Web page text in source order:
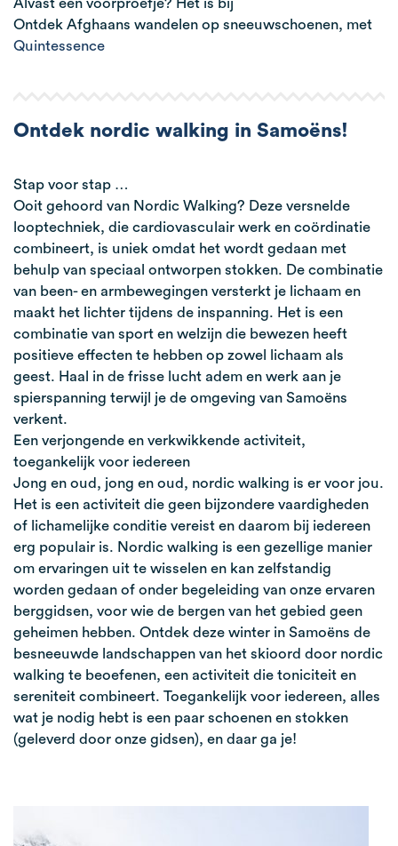
Alvast een voorproefje? Het is bij
Ontdek Afghaans wandelen op sneeuwschoenen, met
Quintessence
Ontdek nordic walking in Samoëns!
Stap voor stap …
Ooit gehoord van Nordic Walking? Deze versnelde
looptechniek, die cardiovasculair werk en coördinatie
combineert, is uniek omdat het wordt gedaan met
behulp van speciaal ontworpen stokken. De combinatie
van been- en armbewegingen versterkt je lichaam en
maakt het lichter tijdens de inspanning. Het is een
combinatie van sport en welzijn die bewezen heeft
positieve effecten te hebben op zowel lichaam als
geest. Haal in de frisse lucht adem en werk aan je
spierspanning terwijl je de omgeving van Samoëns
verkent.
Een verjongende en verkwikkende activiteit,
toegankelijk voor iedereen
Jong en oud, jong en oud, nordic walking is er voor jou.
Het is een activiteit die geen bijzondere vaardigheden
of lichamelijke conditie vereist en daarom bij iedereen
erg populair is. Nordic walking is een gezellige manier
om ervaringen uit te wisselen en kan zelfstandig
worden gedaan of onder begeleiding van onze ervaren
berggidsen, voor wie de bergen van het gebied geen
geheimen hebben. Ontdek deze winter in Samoëns de
besneeuwde landschappen van het skioord door nordic
walking te beoefenen, een activiteit die toniciteit en
sereniteit combineert. Toegankelijk voor iedereen, alles
wat je nodig hebt is een paar schoenen en stokken
(geleverd door onze gidsen), en daar ga je!